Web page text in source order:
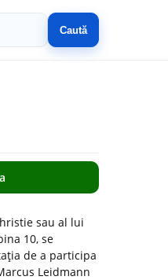
Caută
sau al lui
10, se
de a participa
Leidmann